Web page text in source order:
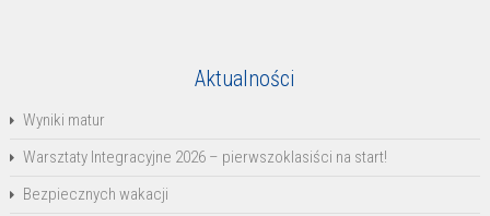
Aktualności
Wyniki matur
Warsztaty Integracyjne 2026 – pierwszoklasiści na start!
Bezpiecznych wakacji